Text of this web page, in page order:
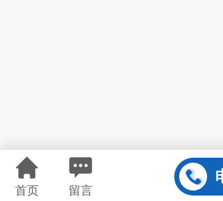
首页 留言